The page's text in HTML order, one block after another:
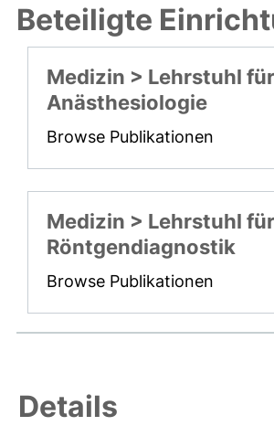
Beteiligte
Medizin > Lehrstuhl für
Anästhesiologie
Browse Publikationen
Medizin > Lehrstuhl für
Röntgendiagnostik
Browse Publikationen
Details